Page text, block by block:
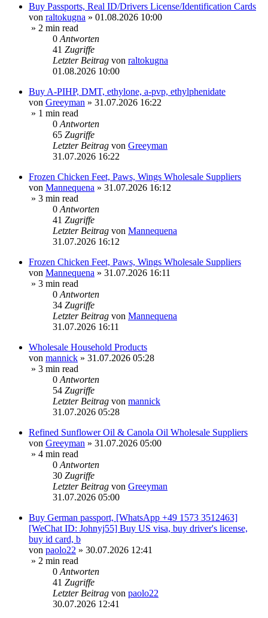
Buy Passports, Real ID/Drivers License/Identification Cards
von raltokugna » 01.08.2026 10:00
» 2 min read
0 Antworten
41 Zugriffe
Letzter Beitrag von raltokugna
01.08.2026 10:00
Buy A-PIHP, DMT, ethylone, a-pvp, ethylphenidate
von Greeyman » 31.07.2026 16:22
» 1 min read
0 Antworten
65 Zugriffe
Letzter Beitrag von Greeyman
31.07.2026 16:22
Frozen Chicken Feet, Paws, Wings Wholesale Suppliers
von Mannequena » 31.07.2026 16:12
» 3 min read
0 Antworten
41 Zugriffe
Letzter Beitrag von Mannequena
31.07.2026 16:12
Frozen Chicken Feet, Paws, Wings Wholesale Suppliers
von Mannequena » 31.07.2026 16:11
» 3 min read
0 Antworten
34 Zugriffe
Letzter Beitrag von Mannequena
31.07.2026 16:11
Wholesale Household Products
von mannick » 31.07.2026 05:28
» 3 min read
0 Antworten
54 Zugriffe
Letzter Beitrag von mannick
31.07.2026 05:28
Refined Sunflower Oil & Canola Oil Wholesale Suppliers
von Greeyman » 31.07.2026 05:00
» 4 min read
0 Antworten
30 Zugriffe
Letzter Beitrag von Greeyman
31.07.2026 05:00
Buy German passport, [WhatsApp +49 1573 3512463]
[WeChat ID: Johnyj55] Buy US visa, buy driver's license,
buy id card, b
von paolo22 » 30.07.2026 12:41
» 2 min read
0 Antworten
41 Zugriffe
Letzter Beitrag von paolo22
30.07.2026 12:41